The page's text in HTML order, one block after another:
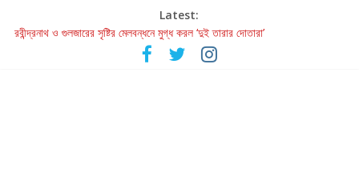
Latest:
রবীন্দ্রনাথ ও গুলজারের সৃষ্টির মেলবন্ধনে মুগ্ধ করল ‘দুই তারার দোতারা’
কলের গান থেকে রীলস্ — বাঙালির গান শোনার বিবর্তনের গল্প
জগন্নাথমঙ্গলম্ — বাংলায় প্রথমবার মঞ্চে এবার রথযাত্রার উদযাপন